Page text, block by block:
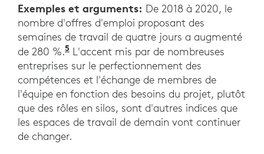
Exemples et arguments: De 2018 à 2020, le
nombre d'offres d'emploi proposant des
semaines de travail de quatre jours a augmenté
de 280 %.5 "La semaine de travail de quatre
L'accent mis par de nombreuses
entreprises sur le perfectionnement des
compétences et l'échange de membres de
l'équipe en fonction des besoins du projet, plutôt
que des rôles en silos, sont d'autres indices que
les espaces de travail de demain vont continuer
de changer.